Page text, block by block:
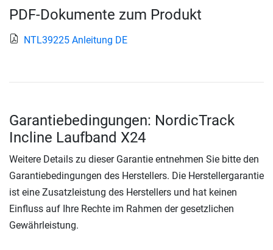
PDF-Dokumente zum Produkt
NTL39225 Anleitung DE
Garantiebedingungen: NordicTrack
Incline Laufband X24
Weitere Details zu dieser Garantie entnehmen Sie bitte den
Garantiebedingungen des Herstellers. Die Herstellergarantie
ist eine Zusatzleistung des Herstellers und hat keinen
Einfluss auf Ihre Rechte im Rahmen der gesetzlichen
Gewährleistung.